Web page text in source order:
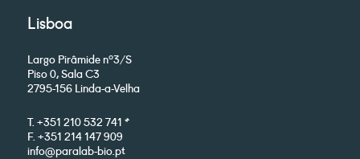
Lisboa
Largo Pirâmide nº3/S
Piso 0, Sala C3
2795-156 Linda-a-Velha
T. +351 210 532 741 *
F. +351 214 147 909
info@paralab-bio.pt